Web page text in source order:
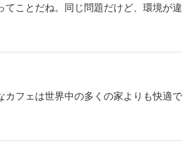
てことだね。同じ問題だけど、環境が違
カフェは世界中の多くの家よりも快適で